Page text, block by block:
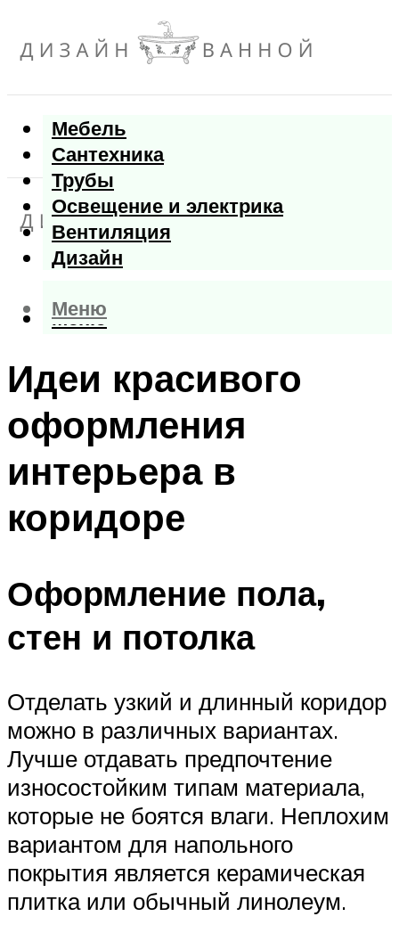
Мебель
Сантехника
Трубы
Освещение и электрика
Вентиляция
Дизайн
Меню
Меню
Идеи красивого
оформления
интерьера в
коридоре
Оформление пола,
стен и потолка
Отделать узкий и длинный коридор
можно в различных вариантах.
Лучше отдавать предпочтение
износостойким типам материала,
которые не боятся влаги. Неплохим
вариантом для напольного
покрытия является керамическая
плитка или обычный линолеум.